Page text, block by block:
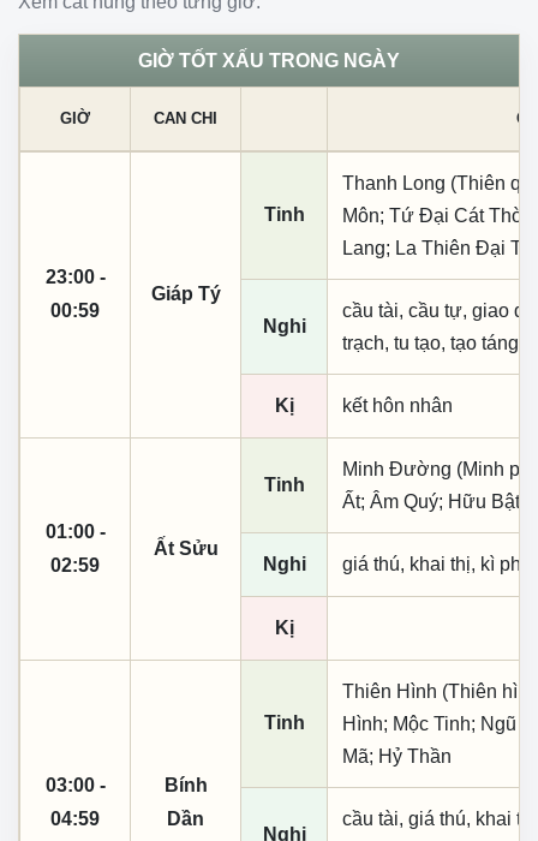
GIỜ TỐT XẤU TRONG NGÀY
GIỜ CAN CHI
23:00 -
00:59
Giáp Tý
Tinh
Thanh Long (Thiên
Môn; Tứ Đại Cát
Lang; La Thiên Đại
Nghi
cầu tài, cầu tự, giao
trạch, tu tạo, tạo táng,
Kị kết hôn nhân
01:00 -
02:59
Ất Sửu
Tinh
Minh Đường (Minh
Ất; Âm Quý; Hữu Bật
Nghi giá thú, khai thị, kì
Kị
03:00 -
04:59
Bính
Dần
Tinh
Thiên Hình (Thiên
Hình; Mộc Tinh; Ngũ
Mã; Hỷ Thần
Nghi
cầu tài, giá thú, khai